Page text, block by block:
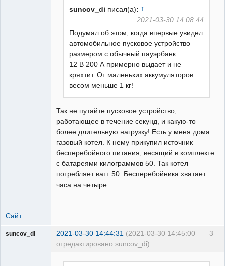
suncov_di писал(а): ↑
2021-03-30 14:08:44
Подумал об этом, когда впервые увидел
автомобильное пусковое устройство
размером с обычный пауэрбанк.
12 В 200 А примерно выдает и не
кряхтит. От маленьких аккумуляторов
весом меньше 1 кг!
Так не путайте пусковое устройство,
работающее в течение секунд, и какую-то
более длительную нагрузку! Есть у меня дома
газовый котел. К нему прикупил источник
бесперебойного питания, весящий в комплекте
с батареями килограммов 50. Так котел
потребляет ватт 50. Бесперебойника хватает
часа на четыре.
Сайт
3
suncov_di 2021-03-30 14:44:31 (2021-03-30 14:45:00
отредактировано suncov_di)